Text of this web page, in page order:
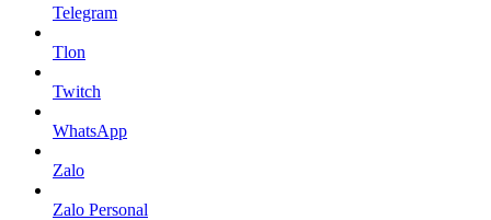
Telegram
Tlon
Twitch
WhatsApp
Zalo
Zalo Personal